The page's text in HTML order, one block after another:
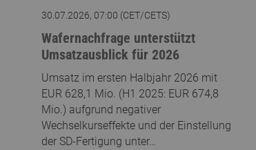
30.07.2026, 07:00 (CET/CETS)
Wafernachfrage unterstützt
Umsatzausblick für 2026
Umsatz im ersten Halbjahr 2026 mit
EUR 628,1 Mio. (H1 2025: EUR 674,8
Mio.) aufgrund negativer
Wechselkurseffekte und der Einstellung
der SD-Fertigung unter…